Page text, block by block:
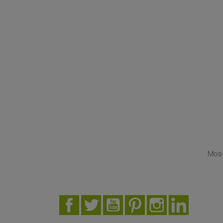
Facebook
Twitter YouTubePinterestInstagram